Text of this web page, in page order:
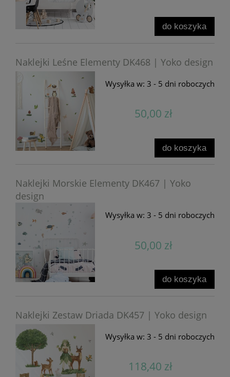
do koszyka
Naklejki Leśne Elementy DK468 | Yoko design
Wysyłka w: 3 - 5 dni roboczych
50,00 zł
do koszyka
Naklejki Morskie Elementy DK467 | Yoko
design
Wysyłka w: 3 - 5 dni roboczych
50,00 zł
do koszyka
Naklejki Zestaw Driada DK457 | Yoko design
Wysyłka w: 3 - 5 dni roboczych
118,40 zł